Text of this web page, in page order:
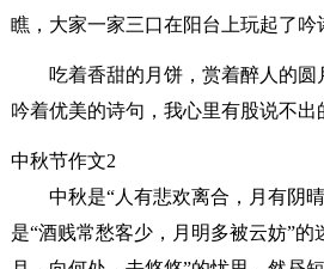
瞧，大家一家三口在阳台上玩起了吟
吃着香甜的月饼，赏着醉人的圆
吟着优美的诗句，我心里有股说不
中秋节作文2
中秋是“人有悲欢离合，月有阴
是“酒贱常愁客少，月明多被云妨”的